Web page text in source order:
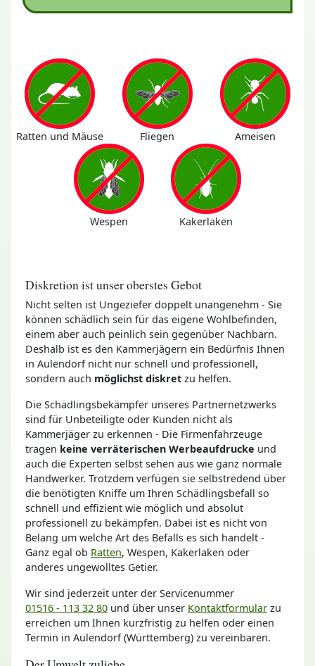
Ratten und Mäuse Fliegen Ameisen
Wespen Kakerlaken
Diskretion ist unser oberstes Gebot
Nicht selten ist Ungeziefer doppelt unangenehm - Sie
können schädlich sein für das eigene Wohlbefinden,
einem aber auch peinlich sein gegenüber Nachbarn.
Deshalb ist es den Kammerjägern ein Bedürfnis Ihnen
in Aulendorf nicht nur schnell und professionell,
sondern auch möglichst diskret zu helfen.
Die Schädlingsbekämpfer unseres Partnernetzwerks
sind für Unbeteiligte oder Kunden nicht als
Kammerjäger zu erkennen - Die Firmenfahrzeuge
tragen keine verräterischen Werbeaufdrucke und
auch die Experten selbst sehen aus wie ganz normale
Handwerker. Trotzdem verfügen sie selbstredend über
die benötigten Kniffe um Ihren Schädlingsbefall so
schnell und effizient wie möglich und absolut
professionell zu bekämpfen. Dabei ist es nicht von
Belang um welche Art des Befalls es sich handelt -
Ganz egal ob Ratten, Wespen, Kakerlaken oder
anderes ungewolltes Getier.
Wir sind jederzeit unter der Servicenummer
01516 - 113 32 80 und über unser Kontaktformular zu
erreichen um Ihnen kurzfristig zu helfen oder einen
Termin in Aulendorf (Württemberg) zu vereinbaren.